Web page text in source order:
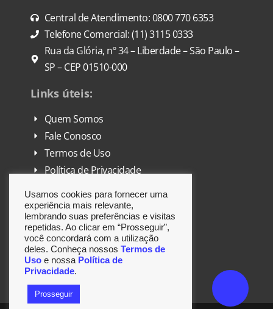
Central de Atendimento: 0800 770 6353
Telefone Comercial: (11) 3115 0333
Rua da Glória, nº 34 – Liberdade – São Paulo –
SP – CEP 01510-000
Links úteis:
Quem Somos
Fale Conosco
Termos de Uso
Política de Privacidade
DPO
Siga-nos:
Usamos cookies para fornecer uma
experiência mais relevante,
lembrando suas preferências e visitas
repetidas. Ao clicar em “Prosseguir”,
você concordará com a utilização
deles. Conheça nossos Termos de
Uso e nossa Política de
Privacidade.
Prosseguir